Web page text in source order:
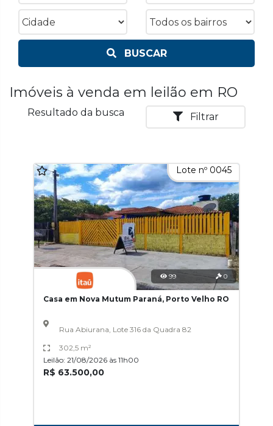
BUSCAR
Imóveis à venda em leilão em RO
Resultado da busca Filtrar
Lote nº 0045
99 0
Casa em Nova Mutum Paraná, Porto Velho RO
Rua Abiurana, Lote 316 da Quadra 82
302,5 m²
Leilão: 21/08/2026 às 11h00
R$ 63.500,00